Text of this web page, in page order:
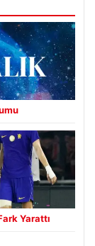
Yarattı